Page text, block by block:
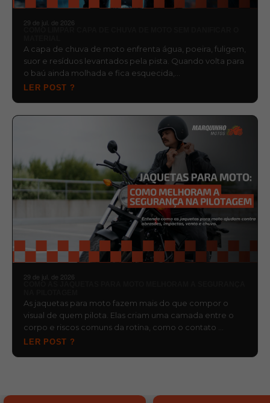
29 de jul. de 2026
A capa de chuva de moto enfrenta água, poeira, fuligem,
suor e resíduos levantados pela pista. Quando volta para
o baú ainda molhada e fica esquecida,…
LER POST ?
29 de jul. de 2026
As jaquetas para moto fazem mais do que compor o
visual de quem pilota. Elas criam uma camada entre o
corpo e riscos comuns da rotina, como o contato …
LER POST ?